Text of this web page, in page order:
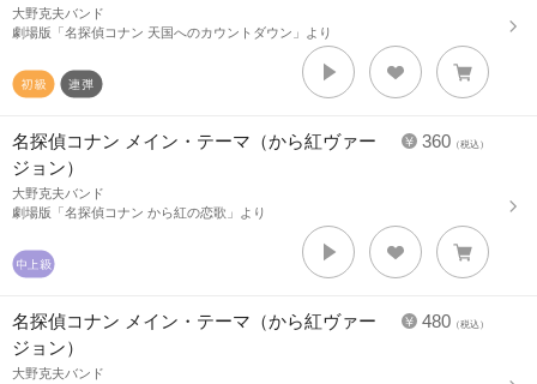
大野克夫バンド
劇場版「名探偵コナン 天国へのカウントダウン」より
360 （税込）
名探偵コナン メイン・テーマ（から紅ヴァー
ジョン）
大野克夫バンド
劇場版「名探偵コナン から紅の恋歌」より
480 （税込）
名探偵コナン メイン・テーマ（から紅ヴァー
ジョン）
大野克夫バンド